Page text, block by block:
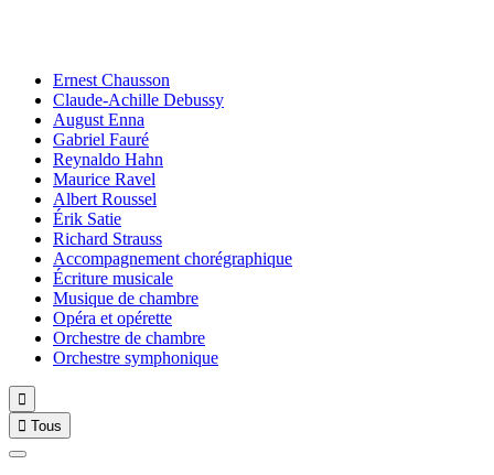
Ernest Chausson
Claude-Achille Debussy
August Enna
Gabriel Fauré
Reynaldo Hahn
Maurice Ravel
Albert Roussel
Érik Satie
Richard Strauss
Accompagnement chorégraphique
Écriture musicale
Musique de chambre
Opéra et opérette
Orchestre de chambre
Orchestre symphonique

 Tous